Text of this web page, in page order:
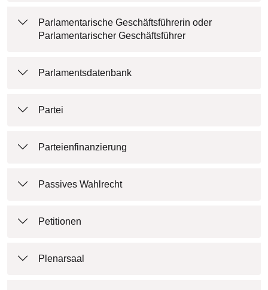
Parlamentarische Geschäftsführerin oder
Parlamentarischer Geschäftsführer
Parlamentsdatenbank
Partei
Parteienfinanzierung
Passives Wahlrecht
Petitionen
Plenarsaal